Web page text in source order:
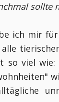
sollte
ich mir
so viel